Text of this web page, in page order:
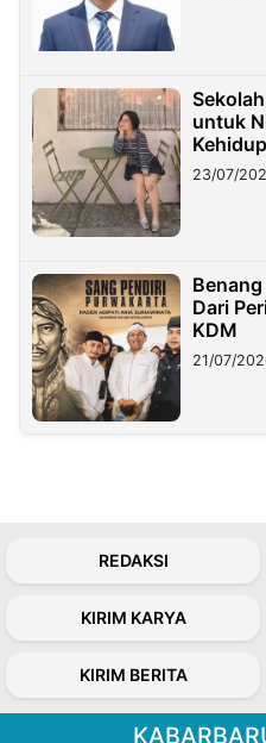
untuk
23/07/
Dari
KDM
21/07/
REDAKSI
KIRIM KARYA
KIRIM BERITA